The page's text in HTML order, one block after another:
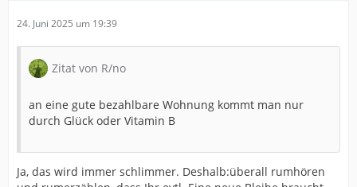
24. Juni 2025 um 19:39
Zitat von R/no
an eine gute bezahlbare Wohnung kommt man nur
durch Glück oder Vitamin B
Ja, das wird immer schlimmer. Deshalb:überall rumhören